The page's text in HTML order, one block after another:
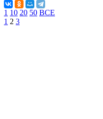
1 10 20 50 ВСЕ
1 2 3